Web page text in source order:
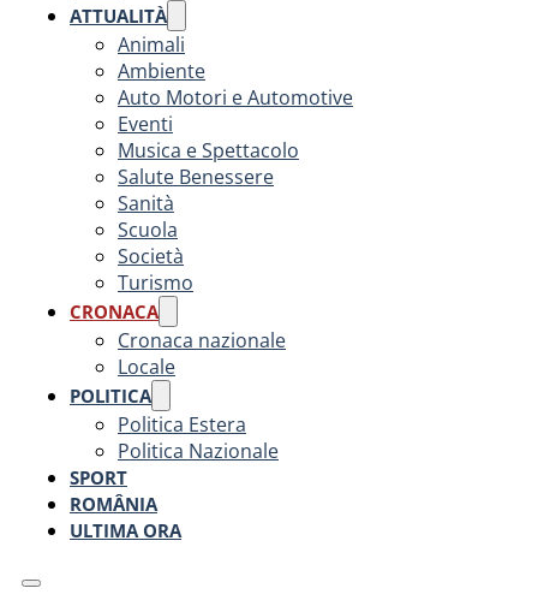
ATTUALITÀ
Animali
Ambiente
Auto Motori e Automotive
Eventi
Musica e Spettacolo
Salute Benessere
Sanità
Scuola
Società
Turismo
CRONACA
Cronaca nazionale
Locale
POLITICA
Politica Estera
Politica Nazionale
SPORT
ROMÂNIA
ULTIMA ORA